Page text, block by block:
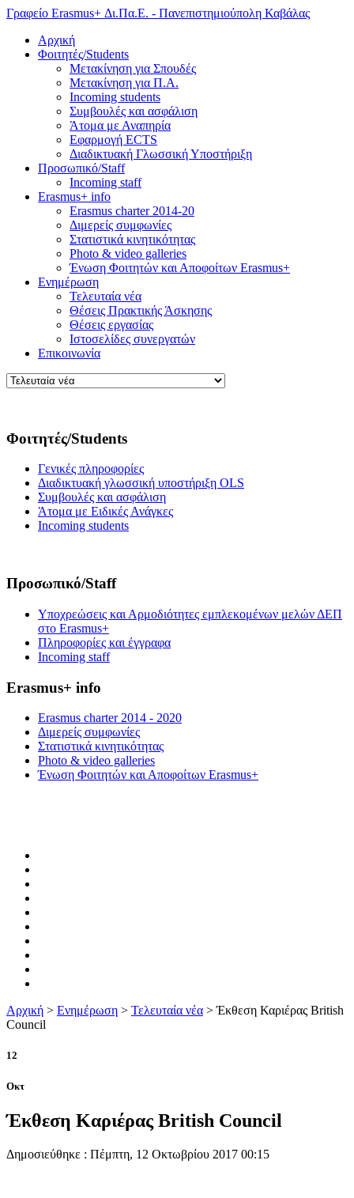
Γραφείο Erasmus+ Δι.Πα.Ε. - Πανεπιστημιούπολη Καβάλας
Αρχική
Φοιτητές/Students
Μετακίνηση για Σπουδές
Μετακίνηση για Π.Α.
Incoming students
Συμβουλές και ασφάλιση
Άτομα με Αναπηρία
Εφαρμογή ECTS
Διαδικτυακή Γλωσσική Υποστήριξη
Προσωπικό/Staff
Incoming staff
Erasmus+ info
Erasmus charter 2014-20
Διμερείς συμφωνίες
Στατιστικά κινητικότητας
Photo & video galleries
Ένωση Φοιτητών και Αποφοίτων Erasmus+
Ενημέρωση
Τελευταία νέα
Θέσεις Πρακτικής Άσκησης
Θέσεις εργασίας
Ιστοσελίδες συνεργατών
Επικοινωνία
Φοιτητές/Students
Γενικές πληροφορίες
Διαδικτυακή γλωσσική υποστήριξη OLS
Συμβουλές και ασφάλιση
Άτομα με Ειδικές Ανάγκες
Incoming students
Προσωπικό/Staff
Υποχρεώσεις και Αρμοδιότητες εμπλεκομένων μελών ΔΕΠ
στο Erasmus+
Πληροφορίες και έγγραφα
Incoming staff
Erasmus+ info
Erasmus charter 2014 - 2020
Διμερείς συμφωνίες
Στατιστικά κινητικότητας
Photo & video galleries
Ένωση Φοιτητών και Αποφοίτων Erasmus+
Αρχική > Ενημέρωση > Τελευταία νέα >Έκθεση Καριέρας British
Council
12
Οκτ
Έκθεση Καριέρας British Council
Δημοσιεύθηκε : Πέμπτη, 12 Οκτωβρίου 2017 00:15